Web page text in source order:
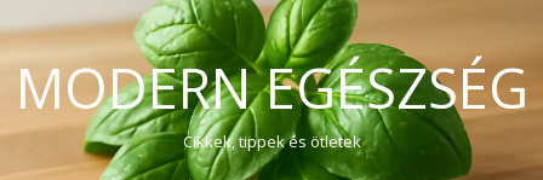
MODERN EGÉSZSÉG
Cikkek, tippek és ötletek